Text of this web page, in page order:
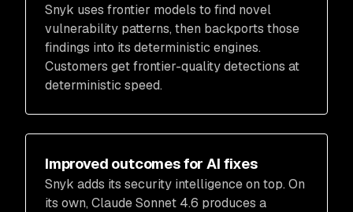
Snyk uses frontier models to find novel
vulnerability patterns, then backports those
findings into its deterministic engines.
Customers get frontier-quality detections at
deterministic speed.
Improved outcomes for AI fixes
Snyk adds its security intelligence on top. On
its own, Claude Sonnet 4.6 produces a